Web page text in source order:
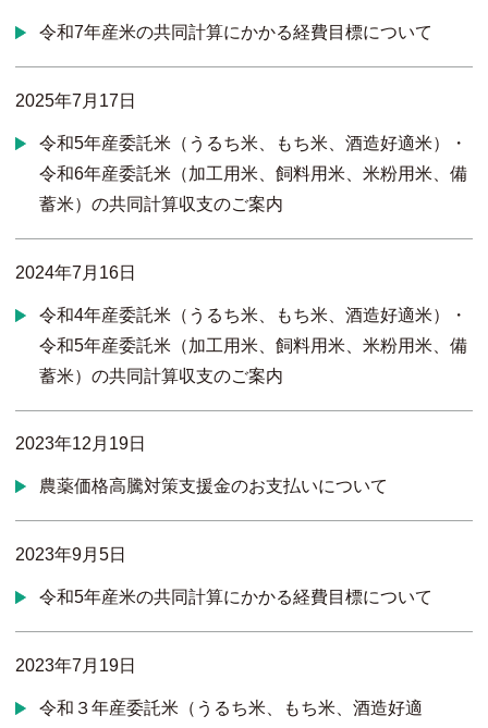
令和7年産米の共同計算にかかる経費目標について
2025年7月17日
令和5年産委託米（うるち米、もち米、酒造好適米）・
令和6年産委託米（加工用米、飼料用米、米粉用米、備
蓄米）の共同計算収支のご案内
2024年7月16日
令和4年産委託米（うるち米、もち米、酒造好適米）・
令和5年産委託米（加工用米、飼料用米、米粉用米、備
蓄米）の共同計算収支のご案内
2023年12月19日
農薬価格高騰対策支援金のお支払いについて
2023年9月5日
令和5年産米の共同計算にかかる経費目標について
2023年7月19日
令和３年産委託米（うるち米、もち米、酒造好適